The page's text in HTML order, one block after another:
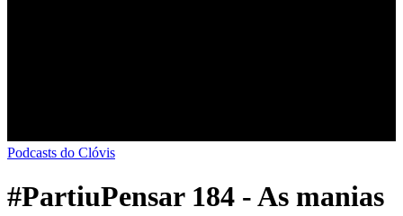
Podcasts do Clóvis
#PartiuPensar 184 - As manias